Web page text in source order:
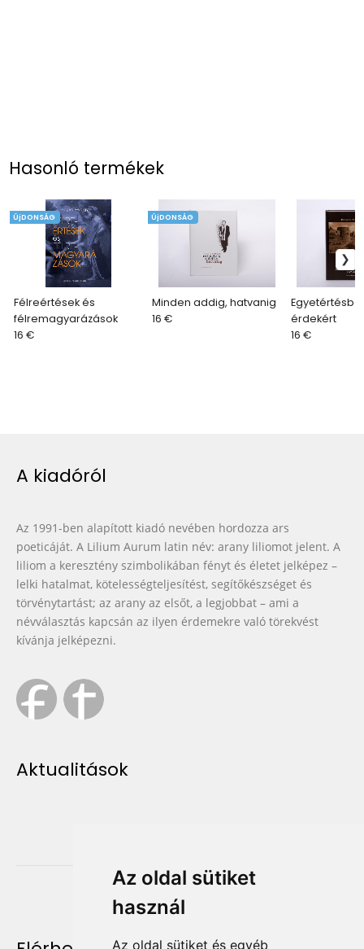
Az oldal sütiket
használ
Az oldal sütiket és egyéb
Hasonló termékek
Félreértések és
félremagyarázások
ÚjDONSÁG
16 €
Minden addig, hatvanig
ÚjDONSÁG
16 €
érdekért
16 €
A kiadóról
Az 1991-ben alapított kiadó nevében hordozza ars
poeticáját. A Lilium Aurum latin név: arany liliomot jelent. A
liliom a keresztény szimbolikában fényt és életet jelképez –
lelki hatalmat, kötelességteljesítést, segítőkészséget és
törvénytartást; az arany az elsőt, a legjobbat – ami a
névválasztás kapcsán az ilyen érdemekre való törekvést
kívánja jelképezni.
Aktualitások